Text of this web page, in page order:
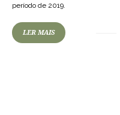
período de 2019.
LER MAIS